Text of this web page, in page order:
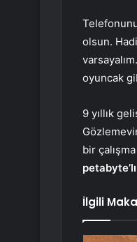
olsun.
oyuncak
9 yıllık
bir
İlgili